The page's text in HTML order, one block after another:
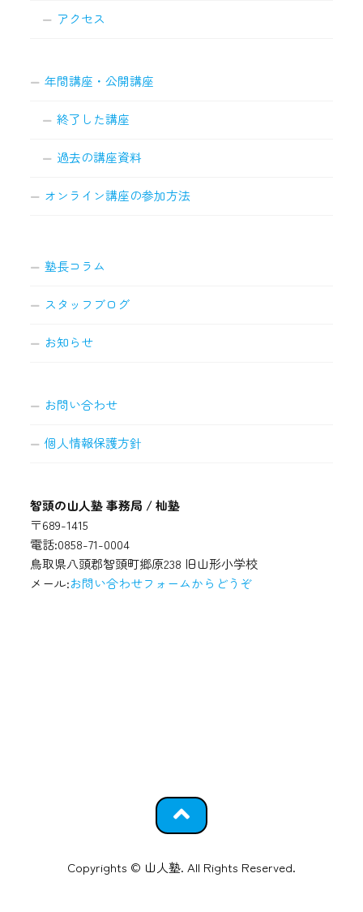
アクセス
年間講座・公開講座
終了した講座
過去の講座資料
オンライン講座の参加方法
塾長コラム
スタッフブログ
お知らせ
お問い合わせ
個人情報保護方針
智頭の山人塾 事務局 / 杣塾
〒689-1415
電話:0858-71-0004
鳥取県八頭郡智頭町郷原238 旧山形小学校
メール:お問い合わせフォームからどうぞ
Copyrights © 山人塾. All Rights Reserved.